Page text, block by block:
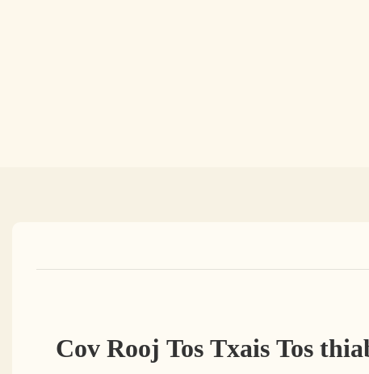
Cov Rooj Tos Txais Tos